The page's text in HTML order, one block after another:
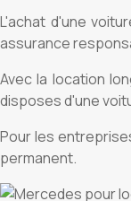
L'achat d'une
assurance
Avec la location
disposes d'une
Pour les
permanent.